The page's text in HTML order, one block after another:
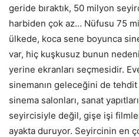
geride bıraktık, 50 milyon
harbiden çok az… Nüfusu 75
ülkede, koca sene boyunca
var, hiç kuşkusuz bunun
yerine ekranları seçmesidir.
sinemanın geleceğini de
sinema salonları, sanat
seyircisiyle değil, gişe işi
ayakta duruyor. Seyircinin en